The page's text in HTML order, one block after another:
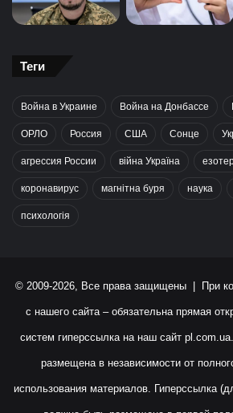
Теги
Война в Украине Война на Донбассе
ОРЛО Россия США Сонце
агрессия России війна Україна
коронавирус магнітна буря наука
психологія
© 2009-2026, Все права защищены | При
с нашего сайта – обязательна прямая
систем гиперссылка на наш сайт pl.com.ua
размещена в независимости от
использования материалов. Гиперссылка